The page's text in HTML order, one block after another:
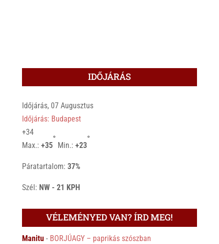
IDŐJÁRÁS
Időjárás, 07 Augusztus
Időjárás: Budapest
+34
Max.: +35
°
Min.: +23
°
Páratartalom: 37%
Szél: NW - 21 KPH
VÉLEMÉNYED VAN? ÍRD MEG!
Manitu- BORJÚAGY – paprikás szószban